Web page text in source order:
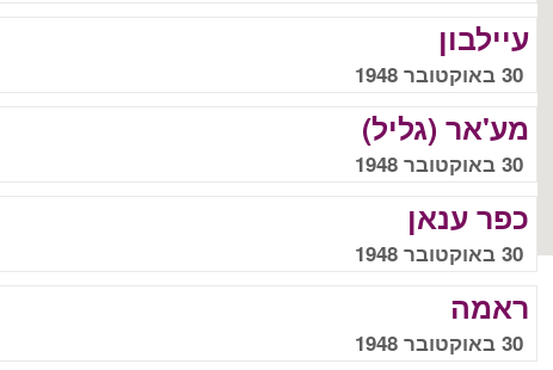
עיילבון
30 באוקטובר 1948
מע'אר (גליל)
30 באוקטובר 1948
כפר ענאן
30 באוקטובר 1948
ראמה
30 באוקטובר 1948